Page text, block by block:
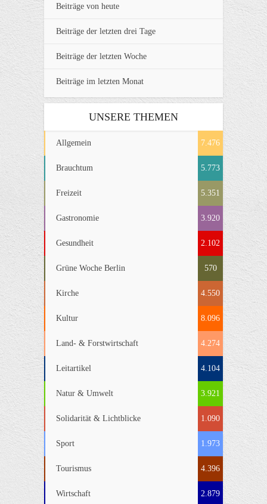
Beiträge von heute
Beiträge der letzten drei Tage
Beiträge der letzten Woche
Beiträge im letzten Monat
UNSERE THEMEN
Allgemein 7.476
Brauchtum 5.773
Freizeit 5.351
Gastronomie 3.920
Gesundheit 2.102
Grüne Woche Berlin 570
Kirche 4.550
Kultur 8.096
Land- & Forstwirtschaft 4.274
Leitartikel 4.104
Natur & Umwelt 3.921
Solidarität & Lichtblicke 1.090
Sport 1.973
Tourismus 4.396
Wirtschaft 2.879